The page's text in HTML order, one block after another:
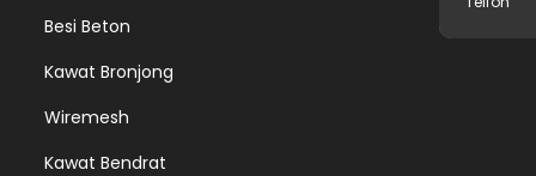
Besi Beton
Kawat Bronjong
Wiremesh
Kawat Bendrat